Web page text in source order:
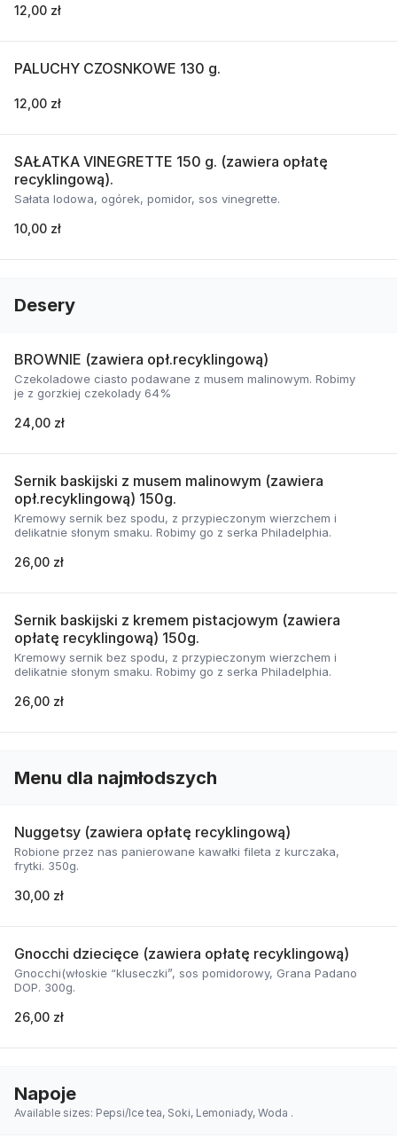
12,00 zł
PALUCHY CZOSNKOWE 130 g.
12,00 zł
SAŁATKA VINEGRETTE 150 g. (zawiera opłatę
recyklingową).
Sałata lodowa, ogórek, pomidor, sos vinegrette.
10,00 zł
Desery
BROWNIE (zawiera opł.recyklingową)
Czekoladowe ciasto podawane z musem malinowym. Robimy
je z gorzkiej czekolady 64%
24,00 zł
Sernik baskijski z musem malinowym (zawiera
opł.recyklingową) 150g.
Kremowy sernik bez spodu, z przypieczonym wierzchem i
delikatnie słonym smaku. Robimy go z serka Philadelphia.
26,00 zł
Sernik baskijski z kremem pistacjowym (zawiera
opłatę recyklingową) 150g.
Kremowy sernik bez spodu, z przypieczonym wierzchem i
delikatnie słonym smaku. Robimy go z serka Philadelphia.
26,00 zł
Menu dla najmłodszych
Nuggetsy (zawiera opłatę recyklingową)
Robione przez nas panierowane kawałki fileta z kurczaka,
frytki. 350g.
30,00 zł
Gnocchi dziecięce (zawiera opłatę recyklingową)
Gnocchi(włoskie “kluseczki”, sos pomidorowy, Grana Padano
DOP. 300g.
26,00 zł
Napoje
Available sizes: Pepsi/Ice tea, Soki, Lemoniady, Woda .